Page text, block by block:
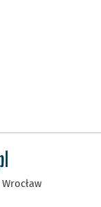
Wrocław